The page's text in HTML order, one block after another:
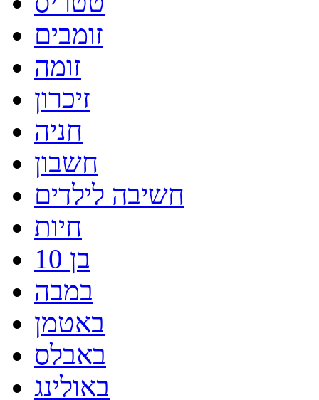
זומבים
זומה
זיכרון
חניה
חשבון
חשיבה לילדים
חיות
בן 10
במבה
באטמן
באבלס
באולינג